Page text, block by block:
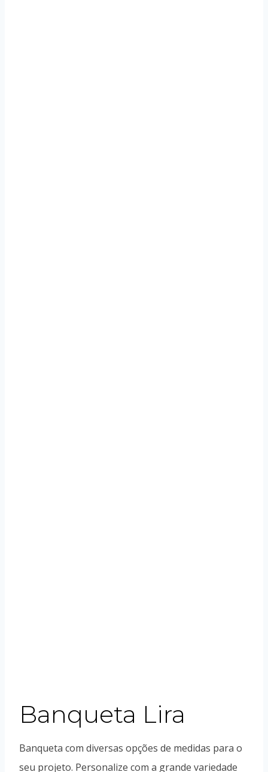
Banqueta Lira
Banqueta com diversas opções de medidas para o
seu projeto. Personalize com a grande variedade